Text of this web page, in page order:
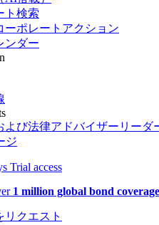
ト検索
ーポレートアクション
ンダー
よび法律アドバイザーリーダ
ジ
Trial access
1 million global bond coverage
リクエスト